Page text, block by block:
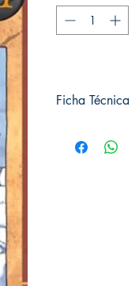
Ficha Técnica
Editorial: NORMA